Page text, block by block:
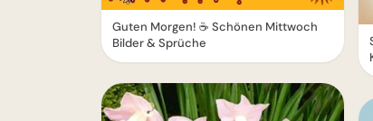
Guten Morgen! ☕️ Schönen Mittwoch
Bilder & Sprüche